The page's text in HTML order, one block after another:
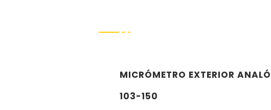
INICIO SOBRE NOSOTROS
MICRÓMETRO EXTERIOR
103-150